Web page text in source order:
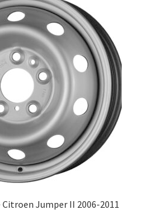
Jumper II 2006-2011